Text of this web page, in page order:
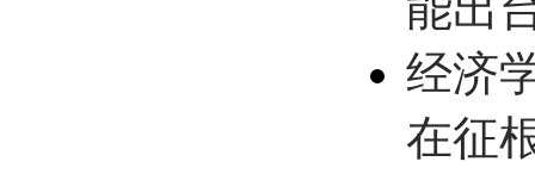
经济
在征